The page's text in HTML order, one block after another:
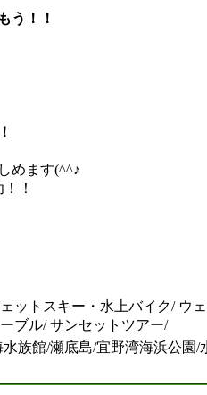
う！！
めます(^^♪
！
ットスキー・水上バイク/
ブル/ サンセットツアー/
族館/瀬底島/宜野湾海浜公園/